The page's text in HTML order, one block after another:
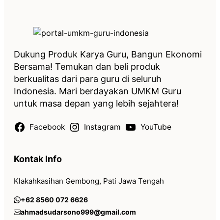
Dukung Produk Karya Guru, Bangun Ekonomi
Bersama! Temukan dan beli produk
berkualitas dari para guru di seluruh
Indonesia. Mari berdayakan UMKM Guru
untuk masa depan yang lebih sejahtera!
Facebook Instagram YouTube
Kontak Info
Klakahkasihan Gembong, Pati Jawa Tengah
+62 8560 072 6626
ahmadsudarsono999@gmail.com